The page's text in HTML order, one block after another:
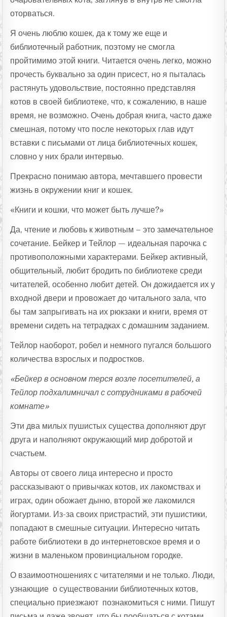
оторваться.
Я очень люблю кошек, да к тому же еще и
библиотечный работник, поэтому не смогла
пройтимимо этой книги. Читается очень легко, можно
прочесть буквально за один присест, но я пыталась
растянуть удовольствие, постоянно представляя
котов в своей библиотеке, что, к сожалению, в наше
время, не возможно. Очень добрая книга, часто даже
смешная, потому что после некоторых глав идут
вставки с письмами от лица библиотечных кошек,
словно у них брали интервью.
Прекрасно понимаю автора, мечтавшего провести
жизнь в окружении книг и кошек.
«Книги и кошки, что может быть лучше?»
Да, чтение и любовь к животным – это замечательное
сочетание. Бейкер и Тейлор — идеальная парочка с
противоположными характерами. Бейкер активный,
общительный, любит бродить по библиотеке среди
читателей, особенно любит детей. Он дожидается их у
входной двери и провожает до читального зала, что
бы там запрыгивать на их рюкзаки и книги, время от
времени сидеть на тетрадках с домашним заданием.
Тейлор наоборот, робел и немного пугался большого
количества взрослых и подростков.
«Бейкер в основном терся возле посетителей, а
Тейлор подхалимничал с сотрудниками в рабочей
комнате»
Эти два милых пушистых существа дополняют друг
друга и наполняют окружающий мир добротой и
счастьем.
Авторы от своего лица интересно и просто
рассказывают о привычках котов, их лакомствах и
играх, один обожает дыню, второй же лакомился
йогуртами. Из-за своих пристрастий, эти пушистики,
попадают в смешные ситуации. Интересно читать
работе библиотеки в до интернетовское время и о
жизни в маленьком провинциальном городке.
О взаимоотношениях с читателями и не только. Люди,
узнающие о существовании библиотечных котов,
специально приезжают познакомиться с ними. Пишут